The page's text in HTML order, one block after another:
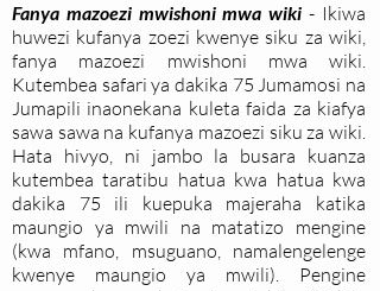
Fanya mazoezi mwishoni mwa wiki- Ikiwa
huwezi kufanya zoezi kwenye siku za wiki,
fanya mazoezi mwishoni mwa wiki.
Kutembea safari ya dakika 75 Jumamosi na
Jumapili inaonekana kuleta faida za kiafya
sawa sawa na kufanya mazoezi siku za wiki.
Hata hivyo, ni jambo la busara kuanza
kutembea taratibu hatua kwa hatua kwa
dakika 75 ili kuepuka majeraha katika
maungio ya mwili na matatizo mengine
(kwa mfano, msuguano, namalengelenge
kwenye maungio ya mwili). Pengine